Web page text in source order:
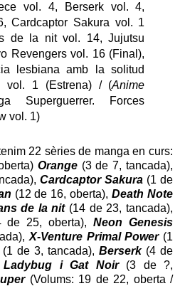
vol. 4, Berserk vol. 4,
Cardcaptor Sakura vol. 1
de la nit vol. 14, Jujutsu
Revengers vol. 16 (Final),
lesbiana amb la solitud
vol. 1 (Estrena) / (Anime
Superguerrer. Forces
vol. 1)
22 sèries de manga en curs:
Orange(3 de 7, tancada),
Cardcaptor Sakura (1 de
(12 de 16, oberta),Death Note
de la nit(14 de 23, tancada),
de 25, oberta),Neon Genesis
X-Venture Primal Power(1
de 3, tancada), Berserk(4 de
Ladybug i Gat Noir(3 de ?,
(Volums: 19 de 22, oberta /